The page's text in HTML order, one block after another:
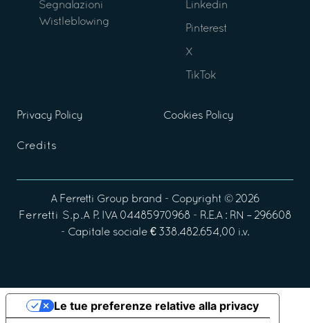
Segnalazioni
Wistleblowing
Linkedin
Pinterest
X
TikTok
Privacy Policy Cookies Policy
Credits
A Ferretti Group brand - Copyright © 2026
Ferretti S.p.A P. IVA 04485970968 - R.E.A : RN – 296608
- Capitale sociale € 338.482.654,00 i.v.
Le tue preferenze relative alla privacy